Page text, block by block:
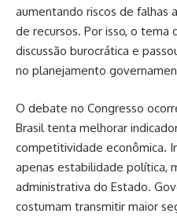
aumentando riscos de falhas
de recursos. Por isso, o tema
discussão burocrática e
no planejamento
O debate no Congresso
Brasil tenta melhorar
competitividade econômica.
apenas estabilidade política,
administrativa do Estado.
costumam transmitir maior